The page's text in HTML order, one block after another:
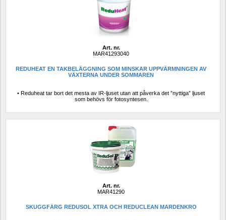
Art. nr.
MAR41293040
REDUHEAT EN TAKBELÄGGNING SOM MINSKAR UPPVÄRMNINGEN AV
VÄXTERNA UNDER SOMMAREN
• Reduheat tar bort det mesta av IR-ljuset utan att påverka det ”nyttiga” ljuset
som behövs för fotosyntesen.
Art. nr.
MAR41290
SKUGGFÄRG REDUSOL XTRA OCH REDUCLEAN MARDENKRO